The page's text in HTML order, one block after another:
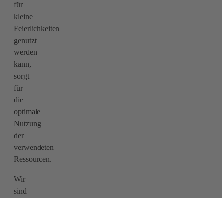
für
kleine
Feierlichkeiten
genutzt
werden
kann,
sorgt
für
die
optimale
Nutzung
der
verwendeten
Ressourcen.
Wir
sind